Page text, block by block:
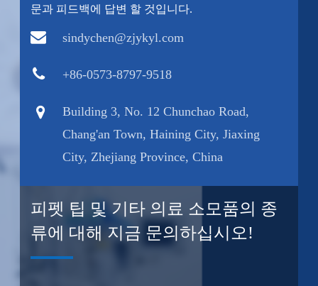
문과 피드백에 답변 할 것입니다.
sindychen@zjykyl.com
+86-0573-8797-9518
Building 3, No. 12 Chunchao Road,
Chang'an Town, Haining City, Jiaxing
City, Zhejiang Province, China
피펫 팁 및 기타 의료 소모품의 종
류에 대해 지금 문의하십시오!